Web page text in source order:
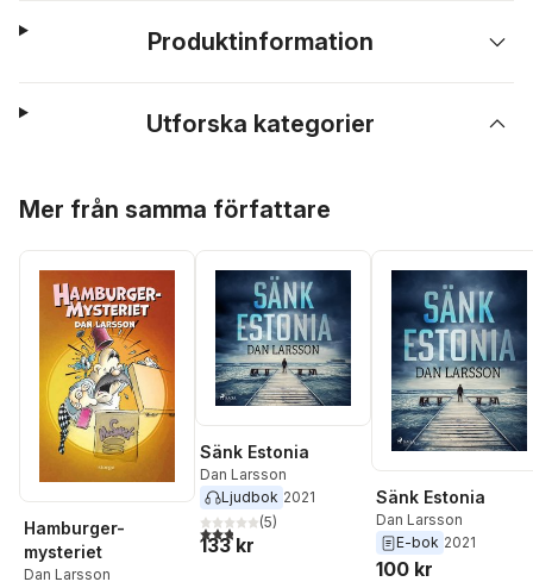
Produktinformation
Utforska kategorier
Mer från samma författare
Hamburger-
mysteriet
Dan Larsson
Sänk Estonia
Dan Larsson
Ljudbok 2021
2,8utav 5 stjärnor. Totalt antal röster:
(5)
133 kr
Sänk Estonia
Dan Larsson
E-bok 2021
100 kr